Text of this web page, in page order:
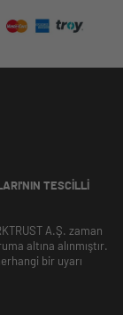
TESCILLI
A.Ş. zaman
altına alınmıştır.
bir uyarı